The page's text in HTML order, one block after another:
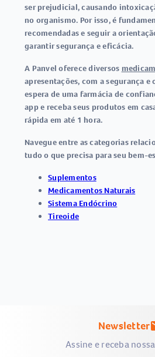
ser prejudicial, causando
no organismo. Por isso, é
recomendadas e seguir a
garantir segurança e eficácia.
A Panvel oferece diversos
apresentações, com a segurança e
espera de uma farmácia de
app e receba seus produtos em
rápida em até 1 hora.
Navegue entre as categorias
tudo o que precisa para seu bem-
Suplementos
Medicamentos Naturais
Sistema Endócrino
Tireoide
Newsletter
Assine e receba